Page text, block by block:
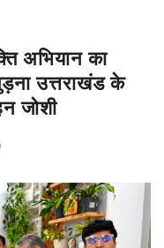
अभियान का
उत्तराखंड के
जोशी